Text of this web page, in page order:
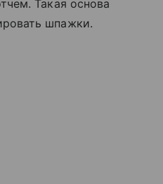
Такая основа
шпажки.